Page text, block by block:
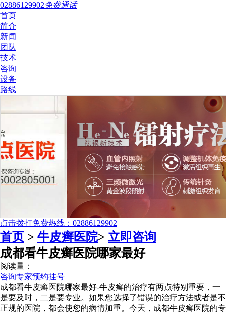
02886129902免费通话
首页
简介
新闻
团队
技术
咨询
设备
路线
点击拨打免费热线：02886129902
首页 > 牛皮癣医院> 立即咨询
成都看牛皮癣医院哪家最好
阅读量：
咨询专家预约挂号
成都看牛皮癣医院哪家最好-牛皮癣的治疗有两点特别重要，一
是要及时，二是要专业。如果您选择了错误的治疗方法或者是不
正规的医院，都会使您的病情加重。今天，成都牛皮癣医院的专